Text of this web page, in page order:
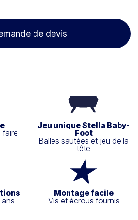
de devis
faire
Jeu unique Stella Baby-
Foot
Balles sautées et jeu de la
tête
Montage facile
Vis et écrous fournis